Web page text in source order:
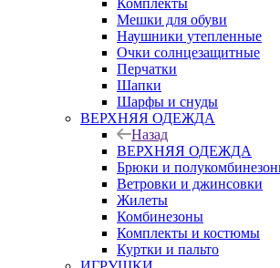
Комплекты
Мешки для обуви
Наушники утепленные
Очки солнцезащитные
Перчатки
Шапки
Шарфы и снуды
ВЕРХНЯЯ ОДЕЖДА
Назад
ВЕРХНЯЯ ОДЕЖДА
Брюки и
Ветровки и джинсовки
Жилеты
Комбинезоны
Комплекты и костюмы
Куртки и пальто